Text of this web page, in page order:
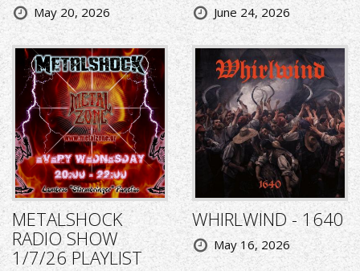
May 20, 2026 June 24, 2026
METALSHOCK
RADIO SHOW
1/7/26 PLAYLIST
WHIRLWIND - 1640
May 16, 2026